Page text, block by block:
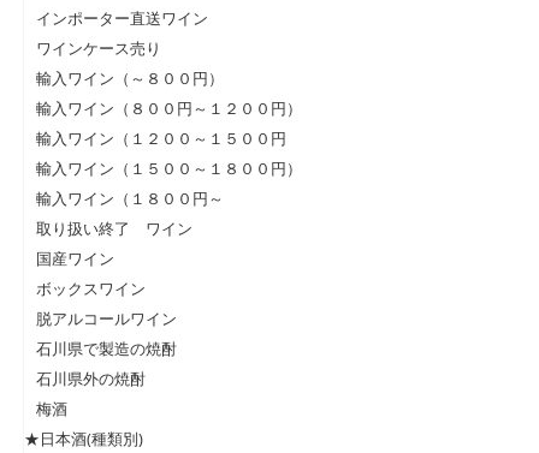
インポーター直送ワイン
ワインケース売り
輸入ワイン（～８００円）
輸入ワイン（８００円～１２００円）
輸入ワイン（１２００～１５００円
輸入ワイン（１５００～１８００円）
輸入ワイン（１８００円～
取り扱い終了 ワイン
国産ワイン
ボックスワイン
脱アルコールワイン
石川県で製造の焼酎
石川県外の焼酎
梅酒
★日本酒(種類別)